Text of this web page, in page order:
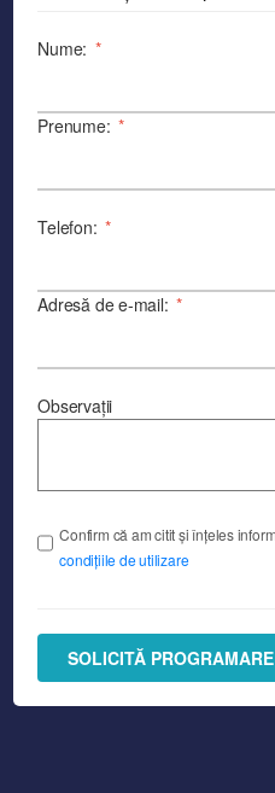
Nume: *
Prenume: *
Telefon: *
Adresă de e-mail: *
Observații
Confirm că am citit și înțeles
condițiile de utilizare
SOLICITĂ PROGRAMARE